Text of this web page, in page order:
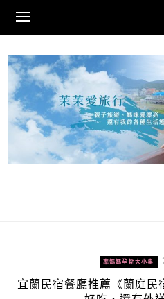
content
準媽媽孕期大小事
宜蘭民宿餐廳推薦《蘭庭